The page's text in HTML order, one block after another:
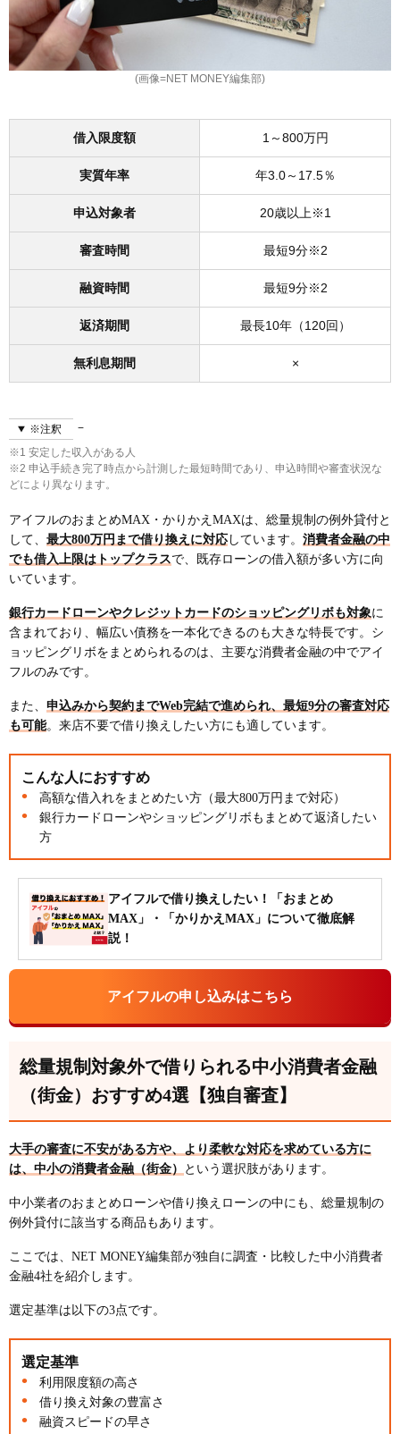
(画像=NET MONEY編集部)
借入限度額 1～800万円
実質年率 年3.0～17.5％
申込対象者 20歳以上※1
審査時間 最短9分※2
融資時間 最短9分※2
返済期間 最長10年（120回）
無利息期間 ×
※注釈
※1 安定した収入がある人
※2 申込手続き完了時点から計測した最短時間であり、申込時間や審査状況な
どにより異なります。
アイフルのおまとめMAX・かりかえMAXは、総量規制の例外貸付と
して、 最大800万円まで借り換えに対応 しています。 消費者金融の中
でも借入上限はトップクラスで、既存ローンの借入額が多い方に向
いています。
銀行カードローンやクレジットカードのショッピングリボも対象に
含まれており、幅広い債務を一本化できるのも大きな特長です。シ
ョッピングリボをまとめられるのは、主要な消費者金融の中でアイ
フルのみです。
また、 申込みから契約までWeb完結で進められ、最短9分の審査対応
も可能。来店不要で借り換えしたい方にも適しています。
こんな人におすすめ
高額な借入れをまとめたい方（最大800万円まで対応）
銀行カードローンやショッピングリボもまとめて返済したい
方
アイフルで借り換えしたい！「おまとめ
MAX」・「かりかえMAX」について徹底解
説！
アイフルの申し込みはこちら
総量規制対象外で借りられる中小消費者金融
（街金）おすすめ4選【独自審査】
大手の審査に不安がある方や、より柔軟な対応を求めている方に
は、中小の消費者金融（街金）
という選択肢があります。
中小業者のおまとめローンや借り換えローンの中にも、総量規制の
例外貸付に該当する商品もあります。
ここでは、NET MONEY編集部が独自に調査・比較した中小消費者
金融4社を紹介します。
選定基準は以下の3点です。
選定基準
利用限度額の高さ
借り換え対象の豊富さ
融資スピードの早さ